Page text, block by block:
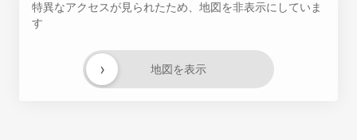
特異なアクセスが見られたため、地図を非表示にしていま
す
地図を表示
›